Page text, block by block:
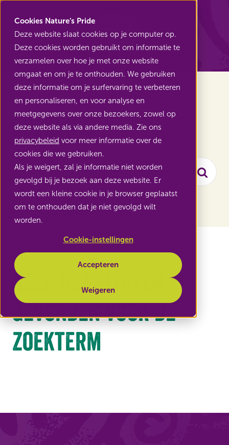
Cookies Nature’s Pride
Deze website slaat cookies op je computer op.
Deze cookies worden gebruikt om informatie te
verzamelen over hoe je met onze website
omgaat en om je te onthouden. We gebruiken
deze informatie om je surfervaring te verbeteren
en personaliseren, en voor analyse en
meetgegevens over onze bezoekers, zowel op
deze website als via andere media. Zie ons
privacybeleid voor meer informatie over de
cookies die we gebruiken.
Als je weigert, zal je informatie niet worden
gevolgd bij je bezoek aan deze website. Er
wordt een kleine cookie in je browser geplaatst
om te onthouden dat je niet gevolgd wilt
worden.
Cookie-instellingen
Accepteren
Weigeren
Terug naar Home
Zoeken
Ga
naar
Geen resultaten
gevonden voor de
zoekterm